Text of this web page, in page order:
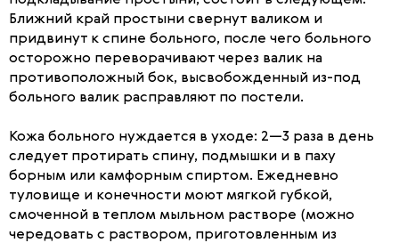
Ближний край простыни свернут валиком и
придвинут к спине больного, после чего больного
осторожно переворачивают через валик на
противоположный бок, высвобожденный из-под
больного валик расправляют по постели.
Кожа больного нуждается в уходе: 2—3 раза в день
следует протирать спину, подмышки и в паху
борным или камфорным спиртом. Ежедневно
туловище и конечности моют мягкой губкой,
смоченной в теплом мыльном растворе (можно
чередовать с раствором, приготовленным из